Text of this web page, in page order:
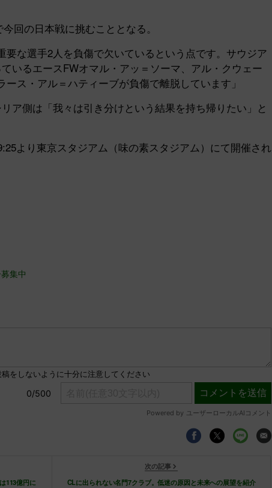
回の日本戦に挑むこととなる。
要な選手2人を負傷で欠いているという点です。サウジア
いるエースFWオマル・アッ＝ソーマ、アル・クウェー
ス・アル＝ハティーブが負傷で離脱しています」
ア側は「我々は引き分けという結果を持ち帰りたい」と
より東京スタジアム（味の素スタジアム）にて開催され
集中
113億円に
次の記事
CLに出られない名門7クラブ。低迷の原因と未来への展望を紹介